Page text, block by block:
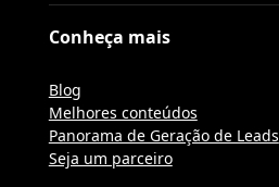
Conheça mais
Blog
Melhores conteúdos
Panorama de Geração de Leads
Seja um parceiro